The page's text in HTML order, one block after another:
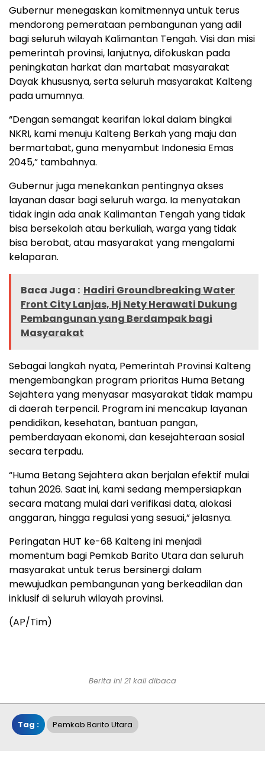
Gubernur menegaskan komitmennya untuk terus
mendorong pemerataan pembangunan yang adil
bagi seluruh wilayah Kalimantan Tengah. Visi dan misi
pemerintah provinsi, lanjutnya, difokuskan pada
peningkatan harkat dan martabat masyarakat
Dayak khususnya, serta seluruh masyarakat Kalteng
pada umumnya.
“Dengan semangat kearifan lokal dalam bingkai
NKRI, kami menuju Kalteng Berkah yang maju dan
bermartabat, guna menyambut Indonesia Emas
2045,” tambahnya.
Gubernur juga menekankan pentingnya akses
layanan dasar bagi seluruh warga. Ia menyatakan
tidak ingin ada anak Kalimantan Tengah yang tidak
bisa bersekolah atau berkuliah, warga yang tidak
bisa berobat, atau masyarakat yang mengalami
kelaparan.
Baca Juga : Hadiri Groundbreaking Water
Front City Lanjas, Hj Nety Herawati Dukung
Pembangunan yang Berdampak bagi
Masyarakat
Sebagai langkah nyata, Pemerintah Provinsi Kalteng
mengembangkan program prioritas Huma Betang
Sejahtera yang menyasar masyarakat tidak mampu
di daerah terpencil. Program ini mencakup layanan
pendidikan, kesehatan, bantuan pangan,
pemberdayaan ekonomi, dan kesejahteraan sosial
secara terpadu.
“Huma Betang Sejahtera akan berjalan efektif mulai
tahun 2026. Saat ini, kami sedang mempersiapkan
secara matang mulai dari verifikasi data, alokasi
anggaran, hingga regulasi yang sesuai,” jelasnya.
Peringatan HUT ke-68 Kalteng ini menjadi
momentum bagi Pemkab Barito Utara dan seluruh
masyarakat untuk terus bersinergi dalam
mewujudkan pembangunan yang berkeadilan dan
inklusif di seluruh wilayah provinsi.
(AP/Tim)
Berita ini 21 kali dibaca
Tag : Pemkab Barito Utara